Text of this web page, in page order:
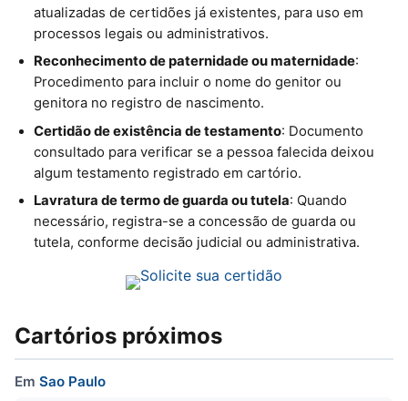
atualizadas de certidões já existentes, para uso em
processos legais ou administrativos.
Reconhecimento de paternidade ou maternidade:
Procedimento para incluir o nome do genitor ou
genitora no registro de nascimento.
Certidão de existência de testamento: Documento
consultado para verificar se a pessoa falecida deixou
algum testamento registrado em cartório.
Lavratura de termo de guarda ou tutela: Quando
necessário, registra-se a concessão de guarda ou
tutela, conforme decisão judicial ou administrativa.
Cartórios próximos
Em Sao Paulo